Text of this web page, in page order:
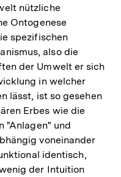
nützliche
Ontogenese
spezifischen
also die
der Umwelt er sich
in welcher
lässt, ist so gesehen
Erbes wie die
"Anlagen" und
voneinander
identisch,
der Intuition